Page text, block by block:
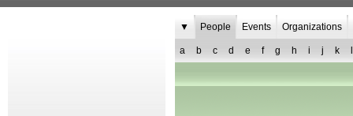
▼ People
a b c d e f g h i j k
Events Organizations